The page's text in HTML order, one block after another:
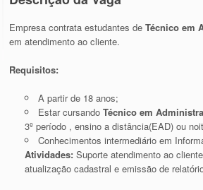
Empresa contrata estudantes deTécnico em
em atendimento ao cliente.
Requisitos:
A partir de 18 anos;
Estar cursando Técnico em
3º período , ensino a distância(EAD) ou
Conhecimentos intermediário em
Atividades:Suporte atendimento ao
atualização cadastral e emissão de